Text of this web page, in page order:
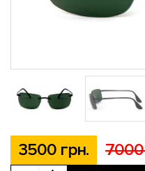
3500 грн. 7000